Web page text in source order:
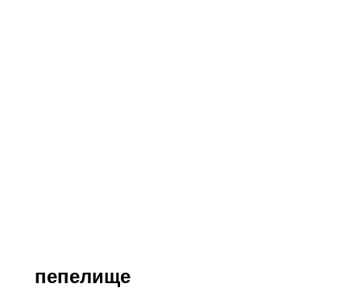
пепелище